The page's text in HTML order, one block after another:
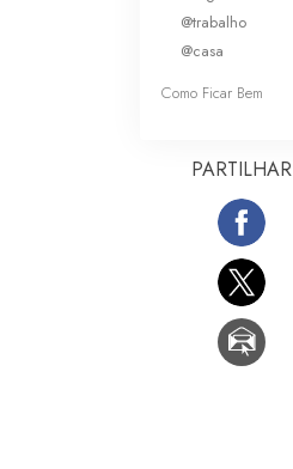
@trabalho
@casa
Como Ficar Bem
PARTILHAR